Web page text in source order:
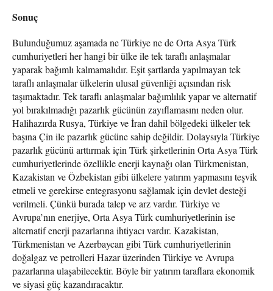
Sonuç
Bulunduğumuz aşamada ne Türkiye ne de Orta Asya Türk
cumhuriyetleri her hangi bir ülke ile tek taraflı anlaşmalar
yaparak bağımlı kalmamalıdır. Eşit şartlarda yapılmayan tek
taraflı anlaşmalar ülkelerin ulusal güvenliği açısından risk
taşımaktadır. Tek taraflı anlaşmalar bağımlılık yapar ve alternatif
yol bırakılmadığı pazarlık gücünün zayıflamasını neden olur.
Halihazırda Rusya, Türkiye ve İran dahil bölgedeki ülkeler tek
başına Çin ile pazarlık gücüne sahip değildir. Dolaysıyla Türkiye
pazarlık gücünü arttırmak için Türk şirketlerinin Orta Asya Türk
cumhuriyetlerinde özellikle enerji kaynağı olan Türkmenistan,
Kazakistan ve Özbekistan gibi ülkelere yatırım yapmasını teşvik
etmeli ve gerekirse entegrasyonu sağlamak için devlet desteği
verilmeli. Çünkü burada talep ve arz vardır. Türkiye ve
Avrupa’nın enerjiye, Orta Asya Türk cumhuriyetlerinin ise
alternatif enerji pazarlarına ihtiyacı vardır. Kazakistan,
Türkmenistan ve Azerbaycan gibi Türk cumhuriyetlerinin
doğalgaz ve petrolleri Hazar üzerinden Türkiye ve Avrupa
pazarlarına ulaşabilecektir. Böyle bir yatırım taraflara ekonomik
ve siyasi güç kazandıracaktır.